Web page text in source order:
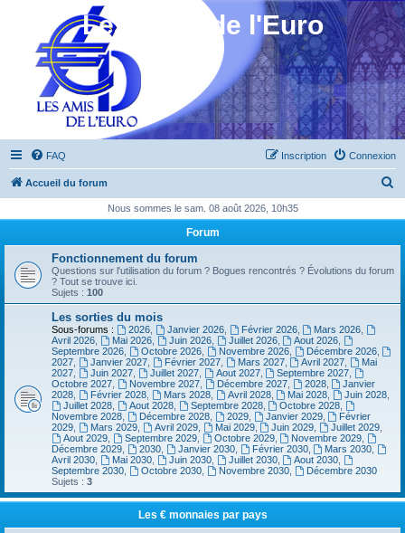
Les Amis de l'Euro
FAQ Connexion
Inscription
Accueil du forum
h
Nous sommes le sam. 08 août 2026, 10h35
Forum
Fonctionnement du forum
Questions sur l'utilisation du forum ? Bogues rencontrés ? Évolutions du forum
? Tout se trouve ici.
Sujets : 100
Les sorties du mois
Sous-forums : 2026, Janvier 2026, Février 2026, Mars 2026
Avril 2026
Mai 2026, Juin 2026, Juillet 2026, Aout 2026
Septembre 2026
Octobre 2026, Novembre 2026, Décembre 2026,
2027
Janvier 2027, Février 2027, Mars 2027, Avril 2027
Mai
2027
Juin 2027, Juillet 2027, Aout 2027, Septembre 2027
Octobre 2027
Novembre 2027, Décembre 2027, 2028,
Janvier
2028
Février 2028, Mars 2028, Avril 2028, Mai 2028 Juin 2028
Juillet 2028, Aout 2028, Septembre 2028, Octobre 2028
Novembre 2028
Décembre 2028, 2029, Janvier 2029,
Février
2029
Mars 2029, Avril 2029, Mai 2029, Juin 2029 Juillet 2029
Aout 2029, Septembre 2029, Octobre 2029, Novembre 2029
Décembre 2029
2030, Janvier 2030, Février 2030, Mars 2030
Avril 2030
Mai 2030, Juin 2030, Juillet 2030, Aout 2030
Septembre 2030
Octobre 2030, Novembre 2030,
Décembre 2030
Sujets : 3
Les € monnaies par pays